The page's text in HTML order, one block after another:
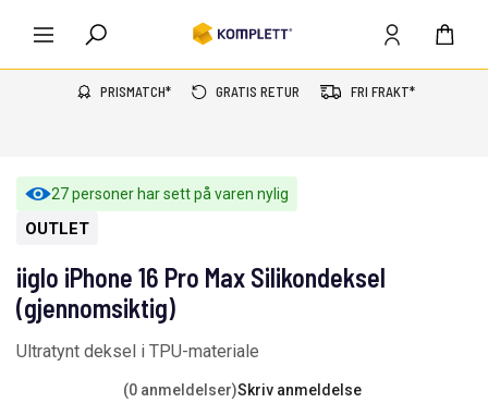
PRISMATCH* GRATIS RETUR FRI FRAKT*
27 personer har sett på varen nylig
OUTLET
iiglo iPhone 16 Pro Max Silikondeksel
(gjennomsiktig)
Ultratynt deksel i TPU-materiale
(0 anmeldelser)Skriv anmeldelse